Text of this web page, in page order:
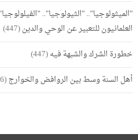
"الميثولوجيا".. "الثيولوجيا"..
العلمانيون للتعبير عن الوحي والدين(447)
خطورة الشرك والشبهة فيه(447)
أهل السنة وسط بين الروافض والخوارج(446)